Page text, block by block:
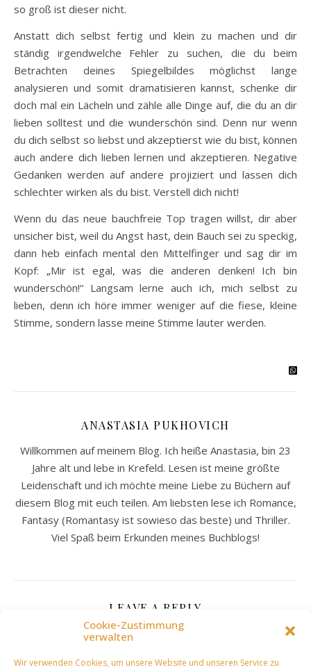
Cookie-Zustimmung
verwalten
Wir verwenden Cookies, um unsere Website und unseren Service zu
so groß ist dieser nicht.
Anstatt dich selbst fertig und klein zu machen und dir
ständig irgendwelche Fehler zu suchen, die du beim
Betrachten deines Spiegelbildes möglichst lange
analysieren und somit dramatisieren kannst, schenke dir
doch mal ein Lächeln und zähle alle Dinge auf, die du an dir
lieben solltest und die wunderschön sind. Denn nur wenn
du dich selbst so liebst und akzeptierst wie du bist, können
auch andere dich lieben lernen und akzeptieren. Negative
Gedanken werden auf andere projiziert und lassen dich
schlechter wirken als du bist. Verstell dich nicht!
Wenn du das neue bauchfreie Top tragen willst, dir aber
unsicher bist, weil du Angst hast, dein Bauch sei zu speckig,
dann heb einfach mental den Mittelfinger und sag dir im
Kopf: „Mir ist egal, was die anderen denken! Ich bin
wunderschön!“ Langsam lerne auch ich, mich selbst zu
lieben, denn ich höre immer weniger auf die fiese, kleine
Stimme, sondern lasse meine Stimme lauter werden.
ANASTASIA PUKHOVICH
Willkommen auf meinem Blog. Ich heiße Anastasia, bin 23
Jahre alt und lebe in Krefeld. Lesen ist meine größte
Leidenschaft und ich möchte meine Liebe zu Büchern auf
diesem Blog mit euch teilen. Am liebsten lese ich Romance,
Fantasy (Romantasy ist sowieso das beste) und Thriller.
Viel Spaß beim Erkunden meines Buchblogs!
LEAVE A REPLY
Deine E-Mail-Adresse wird nicht veröffentlicht.